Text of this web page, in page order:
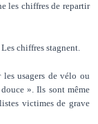
les chiffres de repartir
chiffres stagnent.
usagers de vélo ou
». Ils sont même
victimes de grave